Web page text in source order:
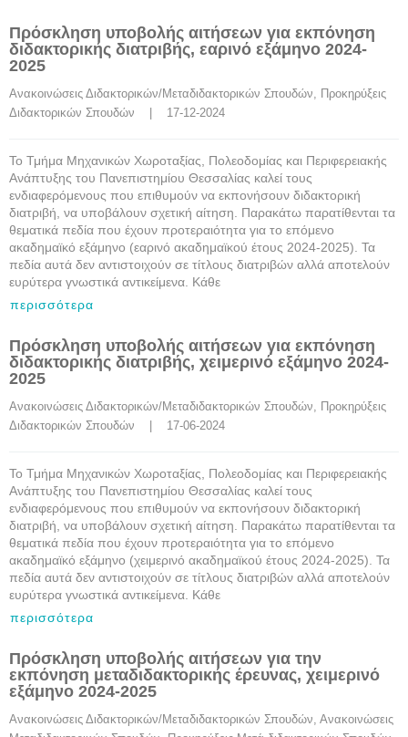
Πρόσκληση υποβολής αιτήσεων για εκπόνηση
διδακτορικής διατριβής, εαρινό εξάμηνο 2024-
2025
Ανακοινώσεις Διδακτορικών/Μεταδιδακτορικών Σπουδών, Προκηρύξεις
Διδακτορικών Σπουδών
    |    17-12-2024
Το Τμήμα Μηχανικών Χωροταξίας, Πολεοδομίας και Περιφερειακής
Ανάπτυξης του Πανεπιστημίου Θεσσαλίας καλεί τους
ενδιαφερόμενους που επιθυμούν να εκπονήσουν διδακτορική
διατριβή, να υποβάλουν σχετική αίτηση. Παρακάτω παρατίθενται τα
θεματικά πεδία που έχουν προτεραιότητα για το επόμενο
ακαδημαϊκό εξάμηνο (εαρινό ακαδημαϊκού έτους 2024-2025). Τα
πεδία αυτά δεν αντιστοιχούν σε τίτλους διατριβών αλλά αποτελούν
ευρύτερα γνωστικά αντικείμενα. Κάθε
περισσότερα
Πρόσκληση υποβολής αιτήσεων για εκπόνηση
διδακτορικής διατριβής, χειμερινό εξάμηνο 2024-
2025
Ανακοινώσεις Διδακτορικών/Μεταδιδακτορικών Σπουδών, Προκηρύξεις
Διδακτορικών Σπουδών
    |    17-06-2024
Το Τμήμα Μηχανικών Χωροταξίας, Πολεοδομίας και Περιφερειακής
Ανάπτυξης του Πανεπιστημίου Θεσσαλίας καλεί τους
ενδιαφερόμενους που επιθυμούν να εκπονήσουν διδακτορική
διατριβή, να υποβάλουν σχετική αίτηση. Παρακάτω παρατίθενται τα
θεματικά πεδία που έχουν προτεραιότητα για το επόμενο
ακαδημαϊκό εξάμηνο (χειμερινό ακαδημαϊκού έτους 2024-2025). Τα
πεδία αυτά δεν αντιστοιχούν σε τίτλους διατριβών αλλά αποτελούν
ευρύτερα γνωστικά αντικείμενα. Κάθε
περισσότερα
Πρόσκληση υποβολής αιτήσεων για την
εκπόνηση μεταδιδακτορικής έρευνας, χειμερινό
εξάμηνο 2024-2025
Ανακοινώσεις Διδακτορικών/Μεταδιδακτορικών Σπουδών, Ανακοινώσεις